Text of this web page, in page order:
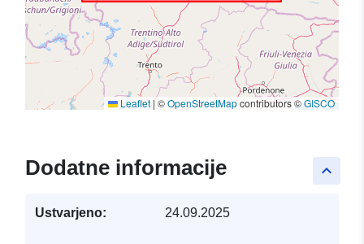
Leaflet | ©OpenStreetMapcontributors ©GISCO
keyboard_arrow_up
Dodatne informacije
Ustvarjeno: 24.09.2025